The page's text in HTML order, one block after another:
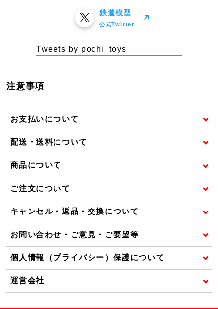
鉄道模型
公式Twitter
Tweets by pochi_toys
注意事項
お支払いについて
配送・送料について
商品について
ご注文について
キャンセル・返品・交換について
お問い合わせ・ご意見・ご要望等
個人情報（プライバシー）保護について
運営会社